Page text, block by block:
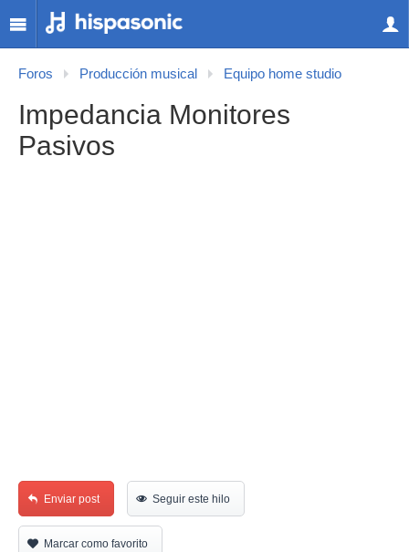
Foros Producción musical Equipo home studio
Impedancia Monitores
Pasivos
Enviar post Seguir este hilo
Marcar como favorito